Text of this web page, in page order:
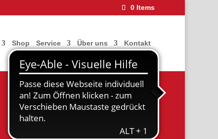
0 Items
Shop Service Über uns Kontakt